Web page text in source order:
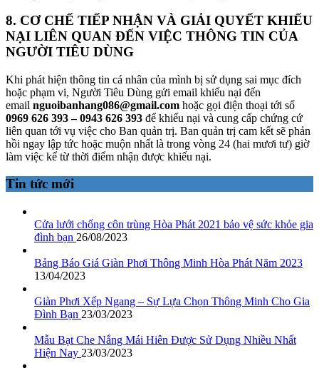
8. CƠ CHẾ TIẾP NHẬN VÀ GIẢI QUYẾT KHIẾU
NẠI LIÊN QUAN ĐẾN VIỆC THÔNG TIN CỦA
NGƯỜI TIÊU DÙNG
Khi phát hiện thông tin cá nhân của mình bị sử dụng sai mục đích
hoặc phạm vi, Người Tiêu Dùng gửi email khiếu nại đến
email nguoibanhang086@gmail.com hoặc gọi điện thoại tới số
0969 626 393 – 0943 626 393 để khiếu nại và cung cấp chứng cứ
liên quan tới vụ việc cho Ban quản trị. Ban quản trị cam kết sẽ phản
hồi ngay lập tức hoặc muộn nhất là trong vòng 24 (hai mươi tư) giờ
làm việc kể từ thời điểm nhận được khiếu nại.
Tin tức mới
Cửa lưới chống côn trùng Hòa Phát 2021 bảo vệ sức khỏe gia
đình bạn 26/08/2023
Bảng Báo Giá Giàn Phơi Thông Minh Hòa Phát Năm 2023
13/04/2023
Giàn Phơi Xếp Ngang – Sự Lựa Chọn Thông Minh Cho Gia
Đình Bạn 23/03/2023
Mẫu Bạt Che Nắng Mái Hiên Được Sử Dụng Nhiều Nhất
Hiện Nay 23/03/2023